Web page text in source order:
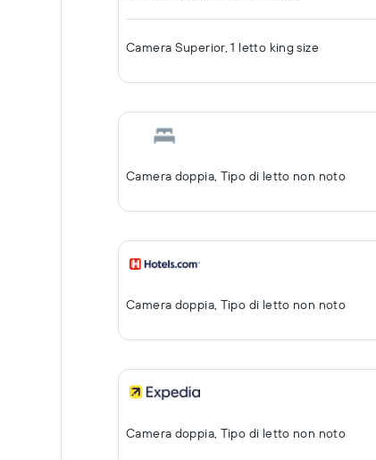
Camera Superior, 1 letto king size
Camera doppia, Tipo di letto non noto
Camera doppia, Tipo di letto non noto
Camera doppia, Tipo di letto non noto